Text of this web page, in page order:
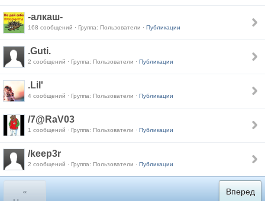
-алкаш-
168 сообщений · Группа: Пользователи · Публикации
.Guti.
2 сообщений · Группа: Пользователи · Публикации
.Lil'
4 сообщений · Группа: Пользователи · Публикации
/7@RaV03
1 сообщений · Группа: Пользователи · Публикации
/keep3r
2 сообщений · Группа: Пользователи · Публикации
«
Вперед